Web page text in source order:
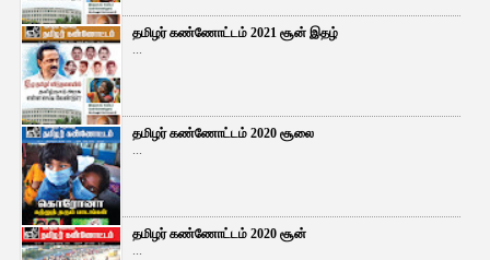
தமிழர் கண்ணோட்டம் 2021 சூன் இதழ்
...
தமிழர் கண்ணோட்டம் 2020 சூலை
...
தமிழர் கண்ணோட்டம் 2020 சூன்
...